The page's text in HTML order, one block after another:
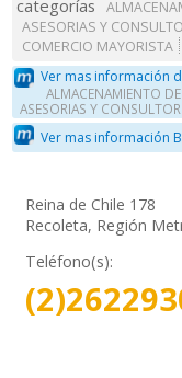
categorías
ASESORIAS Y
COMERCIO MAYORISTA
Ver mas información
ALMACENAMIENTO
ASESORIAS Y
Ver mas información
Reina de Chile 178
Recoleta, Región
Teléfono(s):